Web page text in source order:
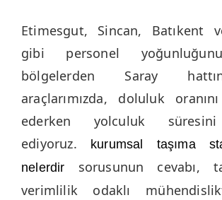
Etimesgut, Sincan, Batıkent
gibi personel
bölgelerden Saray
araçlarımızda, doluluk
ederken yolculuk
ediyoruz.
kurumsal taşıma
nelerdir
sorusunun cevabı,
verimlilik odaklı